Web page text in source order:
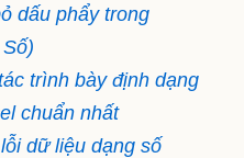
dấu phẩy trong
trình bày định dạng
chuẩn nhất
dữ liệu dạng số